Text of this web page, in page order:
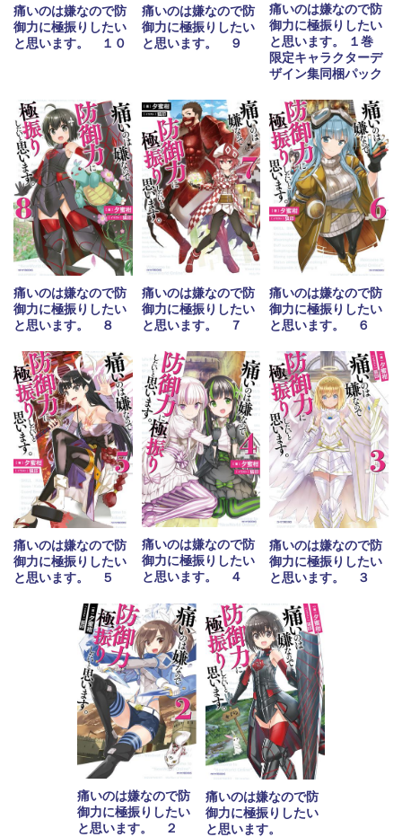
痛いのは嫌なので防
御力に極振りしたい
と思います。 １０
痛いのは嫌なので防
御力に極振りしたい
と思います。 ９
痛いのは嫌なので防
御力に極振りしたい
と思います。 １巻
限定キャラクターデ
ザイン集同梱パック
痛いのは嫌なので防
御力に極振りしたい
と思います。 ８
痛いのは嫌なので防
御力に極振りしたい
と思います。 ７
痛いのは嫌なので防
御力に極振りしたい
と思います。 ６
痛いのは嫌なので防
御力に極振りしたい
と思います。 ５
痛いのは嫌なので防
御力に極振りしたい
と思います。 ４
痛いのは嫌なので防
御力に極振りしたい
と思います。 ３
痛いのは嫌なので防
御力に極振りしたい
と思います。 ２
痛いのは嫌なので防
御力に極振りしたい
と思います。